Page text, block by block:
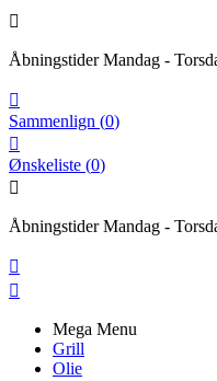

Åbningstider Mandag -

Sammenlign (0)

Ønskeliste (0)

Åbningstider Mandag -


Mega Menu
Grill
Olie